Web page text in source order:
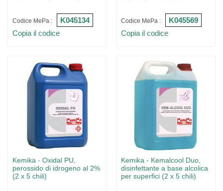
Codice MePa :
K045134
Copia il codice
Codice MePa :
K045569
Copia il codice
Kemika - Oxidal PU,
perossido di idrogeno al 2%
(2 x 5 chili)
Kemika - Kemalcool Duo,
disinfettante a base alcolica
per superfici (2 x 5 chili)